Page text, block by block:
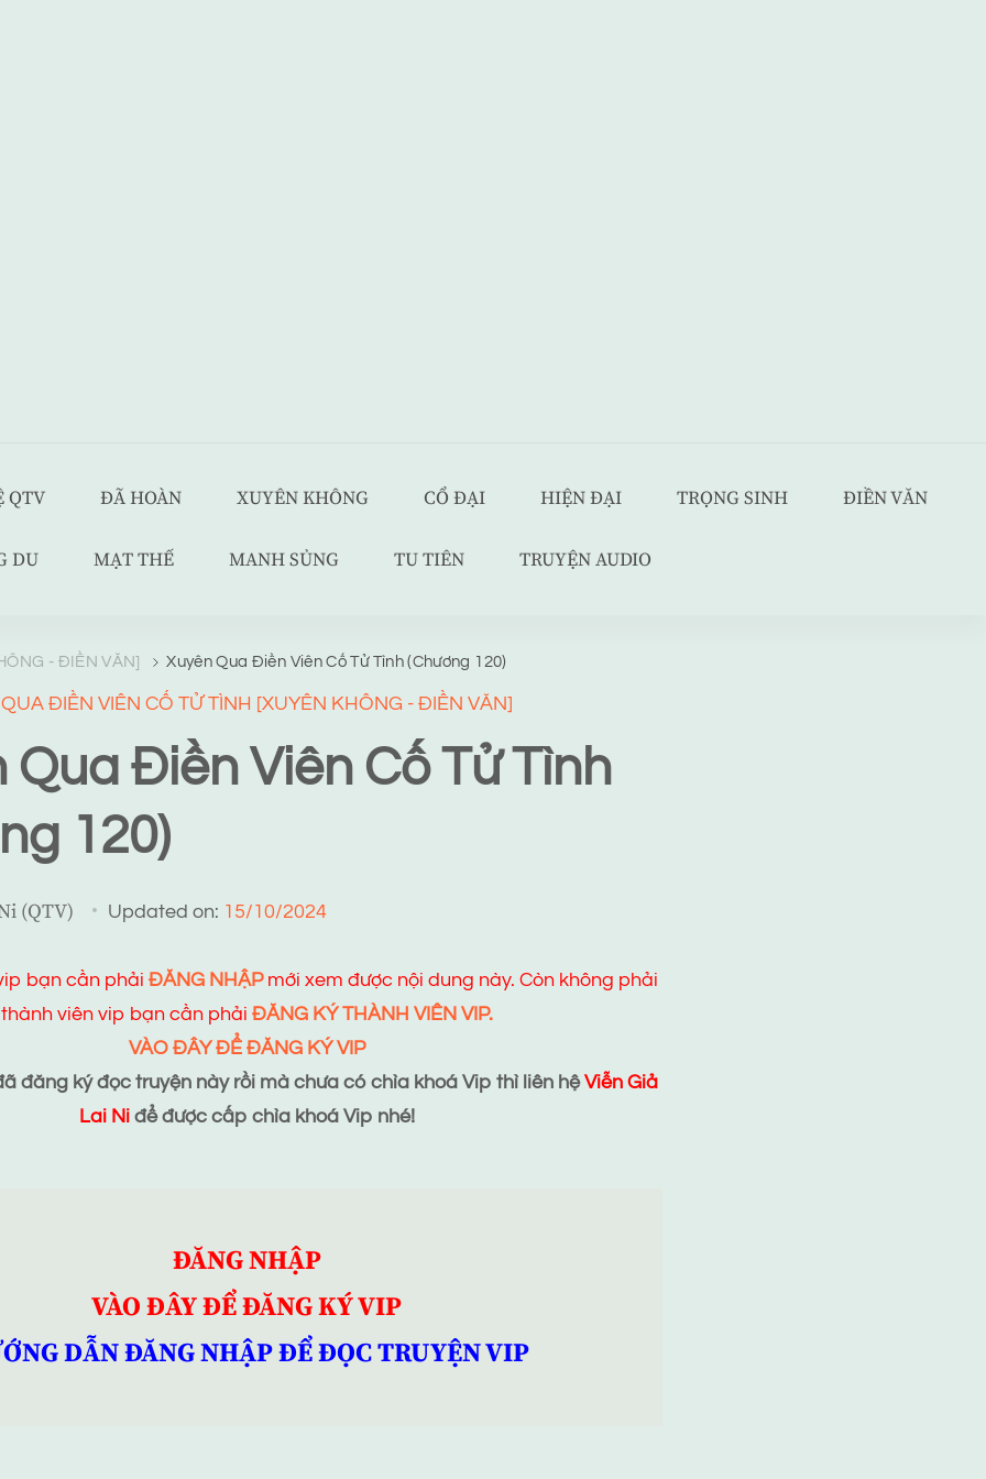
QTV ĐÃ HOÀN XUYÊN KHÔNG CỔ ĐẠI HIỆN ĐẠI TRỌNG SINH ĐIỀN VĂN
DU MẠT THẾ MANH SỦNG TU TIÊN TRUYỆN AUDIO
- ĐIỀN VĂN] Xuyên Qua Điền Viên Cố Tử Tình (Chương 120)
ĐIỀN VIÊN CỐ TỬ TÌNH [XUYÊN KHÔNG - ĐIỀN VĂN]
Qua Điền Viên Cố Tử Tình
120)
(QTV) Updated on: 15/10/2024
bạn cần phải ĐĂNG NHẬPmới xem được nội dung này. Còn không phải
thành viên vip bạn cần phải ĐĂNG KÝ THÀNH VIÊN VIP.
VÀO ĐÂY ĐỂ ĐĂNG KÝ VIP
đăng ký đọc truyện này rồi mà chưa có chìa khoá Vip thì liên hệViễn Giả
Lai Ni để được cấp chìa khoá Vip nhé!
ĐĂNG NHẬP
VÀO ĐÂY ĐỂ ĐĂNG KÝ VIP
DẪN ĐĂNG NHẬP ĐỂ ĐỌC TRUYỆN VIP